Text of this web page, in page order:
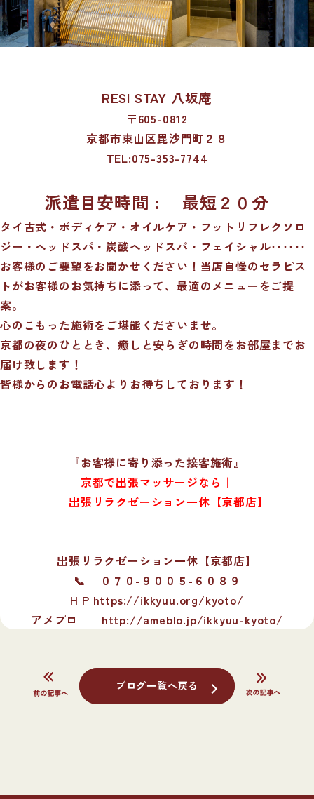
RESI STAY 八坂庵
〒605-0812
京都市東山区毘沙門町２８
TEL:075-353-7744
派遣目安時間 : 最短２０分
タイ古式・ボディケア・オイルケア・フットリフレクソロ
ジー・ヘッドスパ・炭酸ヘッドスパ・フェイシャル‥‥‥
お客様のご要望をお聞かせください！当店自慢のセラピス
トがお客様のお気持ちに添って、最適のメニューをご提
案。
心のこもった施術をご堪能くださいませ。
京都の夜のひととき、癒しと安らぎの時間をお部屋までお
届け致します！
皆様からのお電話心よりお待ちしております！
『お客様に寄り添った接客施術』
京都で出張マッサージなら｜
出張リラクゼーション一休【京都店】
出張リラクゼーション一休【京都店】
📞 ０７０-９００５-６０８９
H P https://ikkyuu.org/kyoto/
アメプロ http://ameblo.jp/ikkyuu-kyoto/
ブログ一覧へ戻る